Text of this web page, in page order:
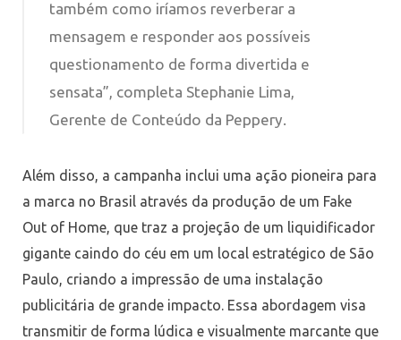
também como iríamos reverberar a
mensagem e responder aos possíveis
questionamento de forma divertida e
sensata”, completa Stephanie Lima,
Gerente de Conteúdo da Peppery.
Além disso, a campanha inclui uma ação pioneira para
a marca no Brasil através da produção de um Fake
Out of Home, que traz a projeção de um liquidificador
gigante caindo do céu em um local estratégico de São
Paulo, criando a impressão de uma instalação
publicitária de grande impacto. Essa abordagem visa
transmitir de forma lúdica e visualmente marcante que